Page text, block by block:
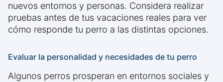
nuevos entornos y personas. Considera realizar
pruebas antes de tus vacaciones reales para ver
cómo responde tu perro a las distintas opciones.
Evaluar la personalidad y necesidades de tu perro
Algunos perros prosperan en entornos sociales y